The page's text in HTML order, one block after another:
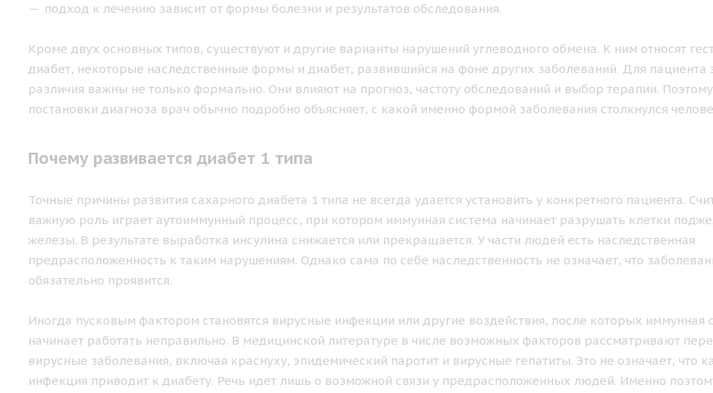
подход к лечению зависит от формы болезни и результатов обследования.
Кроме двух основных типов, существуют и другие варианты нарушений углеводного обмена. К ним относят
диабет, некоторые наследственные формы и диабет, развившийся на фоне других заболеваний. Для пациента
различия важны не только формально. Они влияют на прогноз, частоту обследований и выбор терапии.
постановки диагноза врач обычно подробно объясняет, с какой именно формой заболевания столкнулся
Почему развивается диабет 1 типа
Точные причины развития сахарного диабета 1 типа не всегда удается установить у конкретного пациента.
важную роль играет аутоиммунный процесс, при котором иммунная система начинает разрушать клетки
железы. В результате выработка инсулина снижается или прекращается. У части людей есть наследственная
предрасположенность к таким нарушениям. Однако сама по себе наследственность не означает, что
обязательно проявится.
Иногда пусковым фактором становятся вирусные инфекции или другие воздействия, после которых иммунная
начинает работать неправильно. В медицинской литературе в числе возможных факторов рассматривают
вирусные заболевания, включая краснуху, эпидемический паротит и вирусные гепатиты. Это не означает, что
инфекция приводит к диабету. Речь идет лишь о возможной связи у предрасположенных людей. Именно